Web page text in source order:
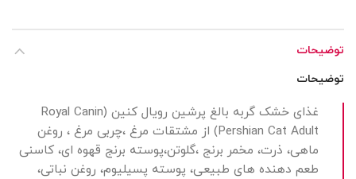
توضیحات
توضیحات
غذای خشک گربه بالغ پرشین رویال کنین (Royal Canin
Pershian Cat Adult) از مشتقات مرغ ،چربی مرغ ، روغن
ماهی، ذرت، مخمر برنج ،گلوتن،پوسته برنج قهوه ای، کاسنی
طعم دهنده های طبیعی، پوسته پسیلیوم، روغن نباتی،